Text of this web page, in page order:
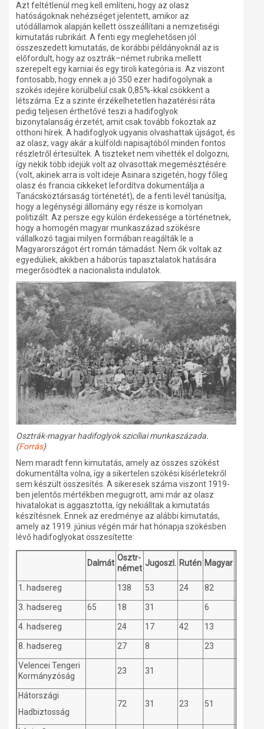
Azt feltétlenül meg kell említeni, hogy az olasz
hatóságoknak nehézséget jelentett, amikor az
utódállamok alapján kellett összeállítani a nemzetiségi
kimutatás rubrikáit. A fenti egy meglehetősen jól
összeszedett kimutatás, de korábbi példányoknál az is
előfordult, hogy az osztrák–német rubrika mellett
szerepelt egy karniai és egy tiroli kategória is. Az viszont
fontosabb, hogy ennek a jó 350 ezer hadifogolynak a
szökés idejére körülbelül csak 0,85%-kkal csökkent a
létszáma. Ez a szinte érzékelhetetlen hazatérési ráta
pedig teljesen érthetővé teszi a hadifoglyok
bizonytalanság érzetét, amit csak tovább fokoztak az
otthoni hírek. A hadifoglyok ugyanis olvashattak újságot, és
az olasz, vagy akár a külföldi napisajtóból minden fontos
részletről értesültek. A tiszteket nem vihették el dolgozni,
így nekik több idejük volt az olvasottak megemésztésére
(volt, akinek arra is volt ideje Asinara szigetén, hogy főleg
olasz és francia cikkeket lefordítva dokumentálja a
Tanácsköztársaság történetét), de a fenti levél tanúsítja,
hogy a legénységi állomány egy része is komolyan
politizált. Az persze egy külön érdekessége a történetnek,
hogy a homogén magyar munkaszázad szökésre
vállalkozó tagjai milyen formában reagálták le a
Magyarországot ért román támadást. Nem ők voltak az
egyedüliek, akikben a háborús tapasztalatok hatására
megerősödtek a nacionalista indulatok.
Osztrák-magyar hadifoglyok szicíliai munkaszázada.
(Forrás)
Nem maradt fenn kimutatás, amely az összes szökést
dokumentálta volna, így a sikertelen szökési kísérletekről
sem készült összesítés. A sikeresek száma viszont 1919-
ben jelentős mértékben megugrott, ami már az olasz
hivatalokat is aggasztotta, így nekiálltak a kimutatás
készítésnek. Ennek az eredménye az alábbi kimutatás,
amely az 1919. június végén már hat hónapja szökésben
lévő hadifoglyokat összesítette:
Dalmát
Osztr-
német
Jugoszl. Rutén Magyar
1. hadsereg 138 53 24 82
3. hadsereg 65 18 31 6
4. hadsereg 24 17 42 13
8. hadsereg 27 8 23
Velencei Tengeri
Kormányzóság
23 31
Hátországi
Hadbiztosság
72 31 23 51